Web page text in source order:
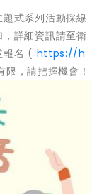
式系列活動採線
詳細資訊請至衛
報名 ( https://h
限，請把握機會！